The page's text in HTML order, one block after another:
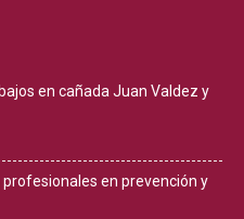
en cañada Juan Valdez y
en prevención y